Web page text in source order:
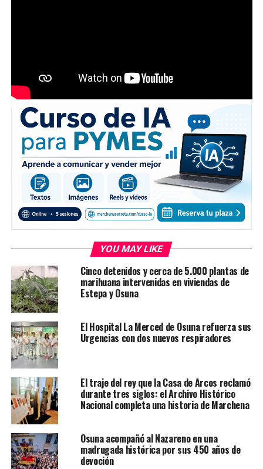
YOU MAY LIKE
Cinco detenidos y cerca de 5.000 plantas de
marihuana intervenidas en viviendas de
Estepa y Osuna
El Hospital La Merced de Osuna refuerza sus
Urgencias con dos nuevos respiradores
El traje del rey que la Casa de Arcos reclamó
durante tres siglos: el Archivo Histórico
Nacional completa una historia de Marchena
Osuna acompañó al Nazareno en una
madrugada histórica por sus 450 años de
devoción